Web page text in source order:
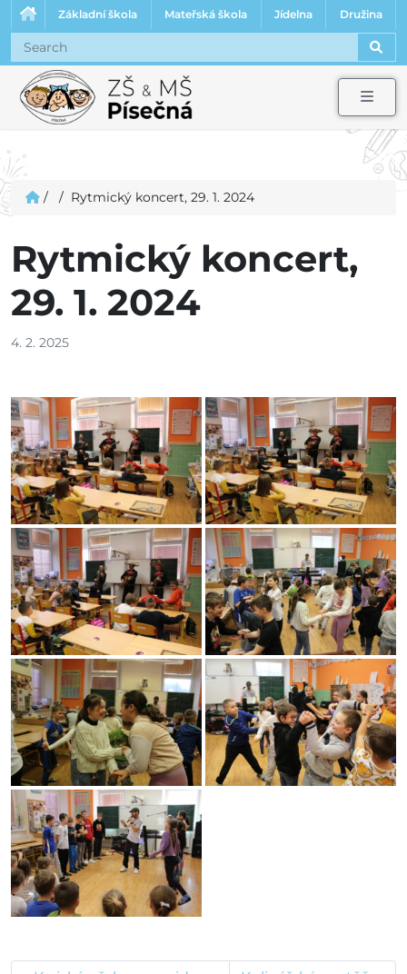
Základní škola Mateřská škola Jídelna Družina
/ / Rytmický koncert, 29. 1. 2024
Rytmický koncert,
29. 1. 2024
4. 2. 2025